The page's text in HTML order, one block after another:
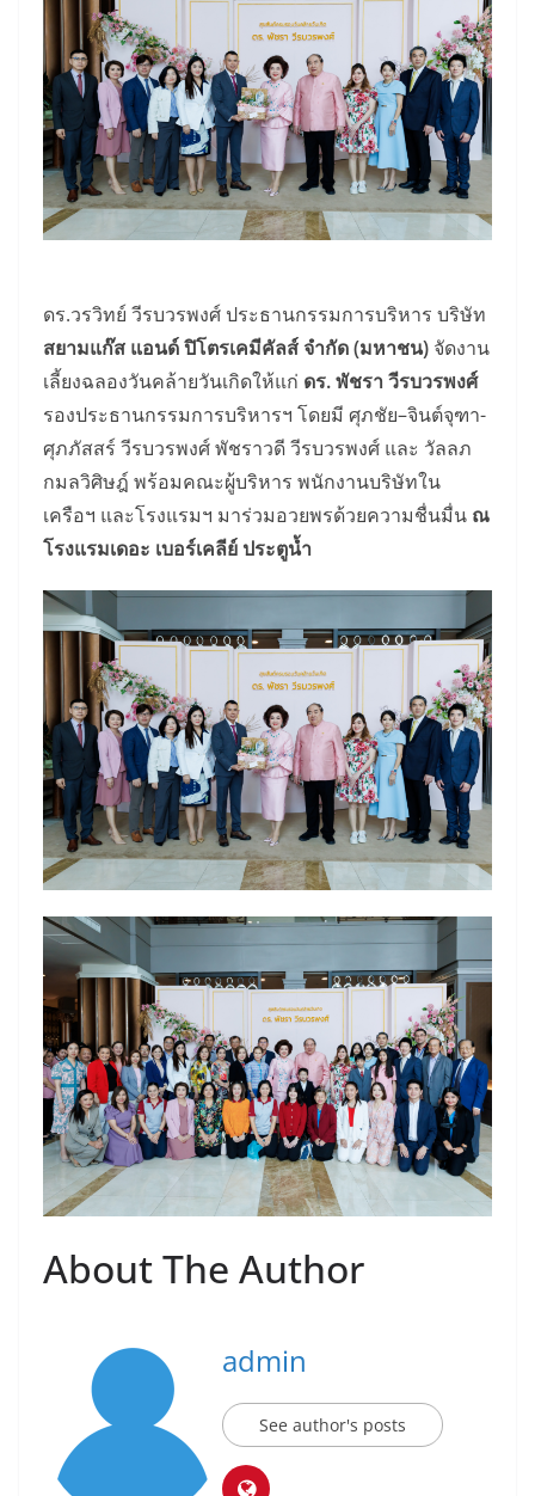
ดร.วรวิทย์ วีรบวรพงศ์ ประธานกรรมการบริหาร บริษัท
สยามแก๊ส แอนด์ ปิโตรเคมีคัลส์ จำกัด (มหาชน) จัดงาน
เลี้ยงฉลองวันคล้ายวันเกิดให้แก่ ดร. พัชรา วีรบวรพงศ์
รองประธานกรรมการบริหารฯ โดยมี ศุภชัย–จินต์จุฑา-
ศุภภัสสร์ วีรบวรพงศ์ พัชราวดี วีรบวรพงศ์ และ วัลลภ
กมลวิศิษฎ์ พร้อมคณะผู้บริหาร พนักงานบริษัทใน
เครือฯ และโรงแรมฯ มาร่วมอวยพรด้วยความชื่นมื่น ณ
โรงแรมเดอะ เบอร์เคลีย์ ประตูน้ำ
About The Author
admin
See author's posts